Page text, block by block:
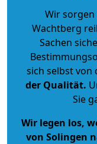
Wir sorgen
Wachtberg
Sachen
sich selbst von
der Qualität.
Sie
Wir legen los,
von Solingen